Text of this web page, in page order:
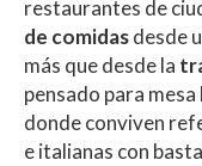
restaurantes de
de comidasdesde
más que desde la
pensado para
donde conviven
e italianas con